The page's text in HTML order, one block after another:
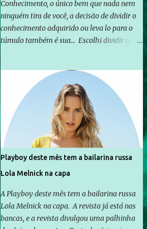
Conhecimento, o único bem que nada nem
ninguém tira de você, a decisão de dividir o
conhecimento adquirido ou leva lo para o
túmulo também é sua... Escolhi dividir o
mais e mais pessoas terem acesso a
educação e ao conhecimento. Não sou
Professor, a mais nobre das profissões, mas
tento ser um empreendedor da
comunicação, que além de informação
cotidiana, corriqueira e cada vez mais
preocupantes, do tipo que você já esta
acostumado a ver neste espaço, vou
trabalhar a ideia que possibilite distribuir
consistente a riqueza do conhecimento...
Exemplo: o cidadão brasileiro não precisa só
ser informado sobre operações da Lava Jato,
Playboy deste mês tem a bailarina russa
Lola Melnick na capa
A Playboy deste mês tem a bailarina russa
Lola Melnick na capa. A revista já está nas
bancas, e a revista divulgou uma palhinha